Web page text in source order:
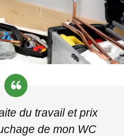
du travail et prix
de mon WC